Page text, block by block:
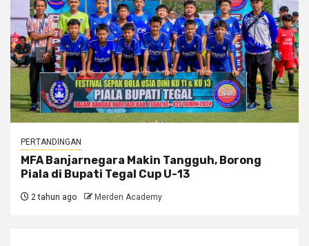
PERTANDINGAN
MFA Banjarnegara Makin Tangguh, Borong
Piala di Bupati Tegal Cup U-13
2 tahun ago Merden Academy